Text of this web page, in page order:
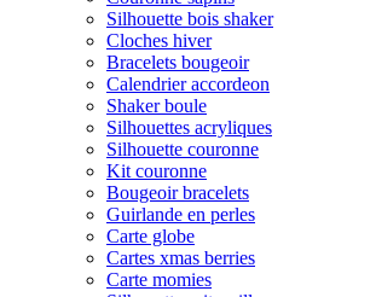
Silhouette bois shaker
Cloches hiver
Bracelets bougeoir
Calendrier accordeon
Shaker boule
Silhouettes acryliques
Silhouette couronne
Kit couronne
Bougeoir bracelets
Guirlande en perles
Carte globe
Cartes xmas berries
Carte momies